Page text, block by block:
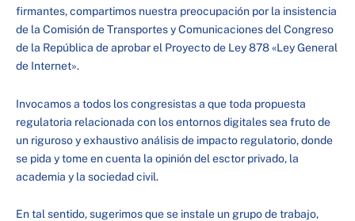
firmantes, compartimos nuestra preocupación por la insistencia
de la Comisión de Transportes y Comunicaciones del Congreso
de la República de aprobar el Proyecto de Ley 878 «Ley General
de Internet».
Invocamos a todos los congresistas a que toda propuesta
regulatoria relacionada con los entornos digitales sea fruto de
un riguroso y exhaustivo análisis de impacto regulatorio, donde
se pida y tome en cuenta la opinión del esctor privado, la
academia y la sociedad civil.
En tal sentido, sugerimos que se instale un grupo de trabajo,